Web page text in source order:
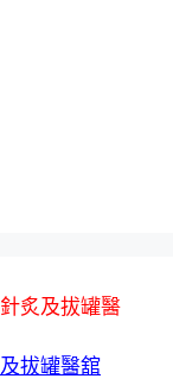
炙及拔罐醫
拔罐醫舘